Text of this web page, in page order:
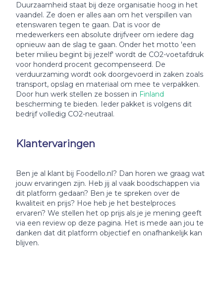
Duurzaamheid staat bij deze organisatie hoog in het
vaandel. Ze doen er alles aan om het verspillen van
etenswaren tegen te gaan. Dat is voor de
medewerkers een absolute drijfveer om iedere dag
opnieuw aan de slag te gaan. Onder het motto 'een
beter milieu begint bij jezelf' wordt de CO2-voetafdruk
voor honderd procent gecompenseerd. De
verduurzaming wordt ook doorgevoerd in zaken zoals
transport, opslag en materiaal om mee te verpakken.
Door hun werk stellen ze bossen in Finland
bescherming te bieden. Ieder pakket is volgens dit
bedrijf volledig CO2-neutraal.
Klantervaringen
Ben je al klant bij Foodello.nl? Dan horen we graag wat
jouw ervaringen zijn. Heb jij al vaak boodschappen via
dit platform gedaan? Ben je te spreken over de
kwaliteit en prijs? Hoe heb je het bestelproces
ervaren? We stellen het op prijs als je je mening geeft
via een review op deze pagina. Het is mede aan jou te
danken dat dit platform objectief en onafhankelijk kan
blijven.